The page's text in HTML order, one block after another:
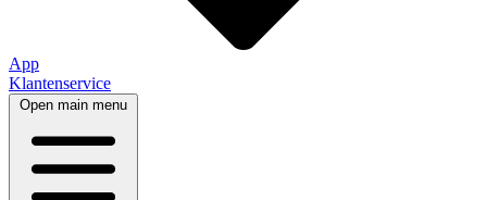
App
Klantenservice
Open main menu